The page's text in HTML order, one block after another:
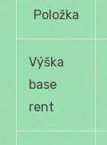
Položka
Výška
base
rent